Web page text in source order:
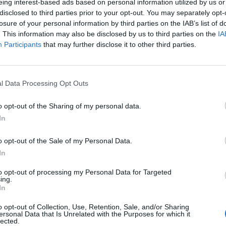
interest-based ads based on personal information utilized by us
to third parties prior to your opt-out. You may separately
of your personal information by third parties on the IAB’s list of
This information may also be disclosed by us to third parties on the
Participants that may further disclose it to other third parties.
Data Processing Opt Outs
opt-out of the Sharing of my personal data.
opt-out of the Sale of my Personal Data.
opt-out of processing my Personal Data for Targeted
opt-out of Collection, Use, Retention, Sale, and/or Sharing
Data that Is Unrelated with the Purposes for which it
on ilmiliekeissä NHL:ssä. Saros pelasi
nollapelin. Kahdessa edellisessä ottelussa
laukausta.
Predators kävi hakemassa vierasvoiton lukemin
19.
voiton joukkueelleen. Töitä voittojen eteen
Pelkästään kahdessa edellisessä ottelussa Saros on
Viime yönä Saros ehti kiekon tielle 38 kertaa ja 5-3
päättömät 64 laukausta.